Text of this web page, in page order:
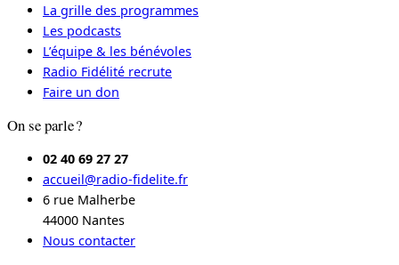
La grille des programmes
Les podcasts
L’équipe & les bénévoles
Radio Fidélité recrute
Faire un don
On se parle ?
02 40 69 27 27
accueil@radio-fidelite.fr
6 rue Malherbe
44000 Nantes
Nous contacter